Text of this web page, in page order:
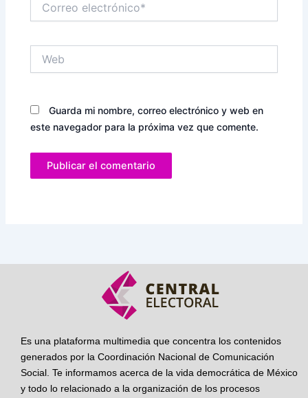
electrónico*
Guarda mi nombre, correo electrónico y web en
este navegador para la próxima vez que comente.
Es una plataforma multimedia que concentra los contenidos
generados por la Coordinación Nacional de Comunicación
Social. Te informamos acerca de la vida democrática de México
y todo lo relacionado a la organización de los procesos